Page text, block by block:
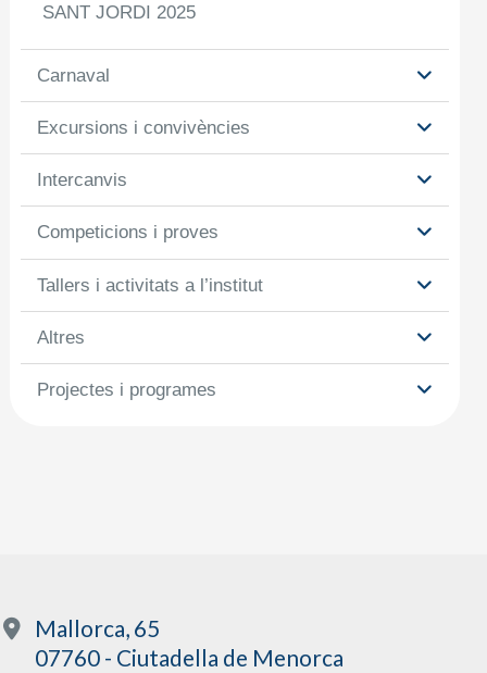
SANT JORDI 2025
Carnaval
Excursions i convivències
Intercanvis
Competicions i proves
Tallers i activitats a l’institut
Altres
Projectes i programes
Mallorca, 65
07760 - Ciutadella de Menorca